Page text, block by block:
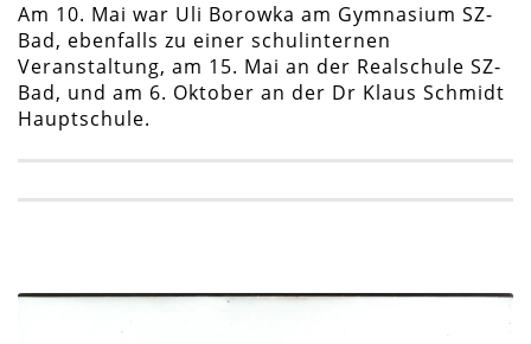
Am 10. Mai war Uli Borowka am Gymnasium SZ-
Bad, ebenfalls zu einer schulinternen
Veranstaltung, am 15. Mai an der Realschule SZ-
Bad, und am 6. Oktober an der Dr Klaus Schmidt
Hauptschule.